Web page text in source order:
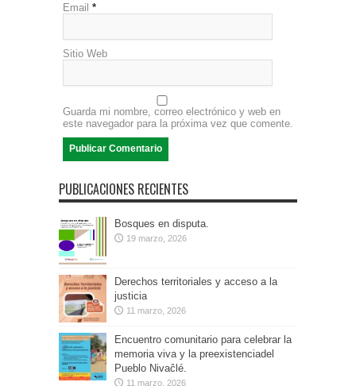
Email *
Sitio Web
Guarda mi nombre, correo electrónico y web en
este navegador para la próxima vez que comente.
PUBLICACIONES RECIENTES
Bosques en disputa.
19 marzo, 2026
Derechos territoriales y acceso a la
justicia
11 marzo, 2026
Encuentro comunitario para celebrar la
memoria viva y la preexistenciadel
Pueblo Nivaĉlé.
11 marzo, 2026